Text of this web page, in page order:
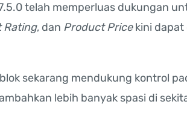
telah memperluas dukungan
Rating, dan Product Pricekini dapat
sekarang mendukung kontrol
lebih banyak spasi di